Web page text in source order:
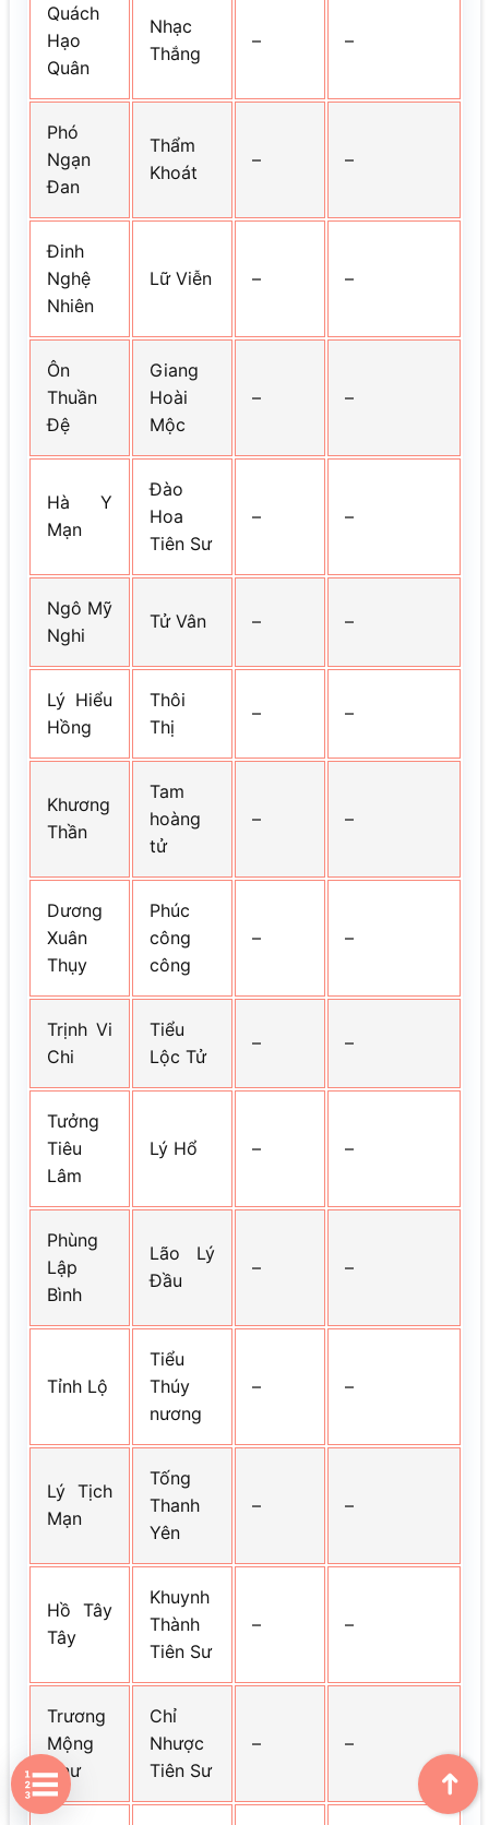
Quách
Hạo
Quân
Nhạc
Thắng
– –
Phó
Ngạn
Đan
Thẩm
Khoát
– –
Đinh
Nghệ
Nhiên
Lữ Viễn – –
Ôn
Thuần
Đệ
Giang
Hoài
Mộc
– –
Hà Y
Mạn
Đào
Hoa
Tiên Sư
– –
Ngô Mỹ
Nghi
Tử Vân – –
Lý Hiểu
Hồng
Thôi
Thị
– –
Khương
Thần
Tam
hoàng
tử
– –
Dương
Xuân
Thụy
Phúc
công
công
– –
Trịnh Vi
Chi
Tiểu
Lộc Tử
– –
Tưởng
Tiêu
Lâm
Lý Hổ – –
Phùng
Lập
Bình
Lão Lý
Đầu
– –
Tỉnh Lộ
Tiểu
Thúy
nương
– –
Lý Tịch
Mạn
Tống
Thanh
Yên
– –
Hồ Tây
Tây
Khuynh
Thành
Tiên Sư
– –
Trương
Mộng
Như
Chỉ
Nhược
Tiên Sư
– –
➜